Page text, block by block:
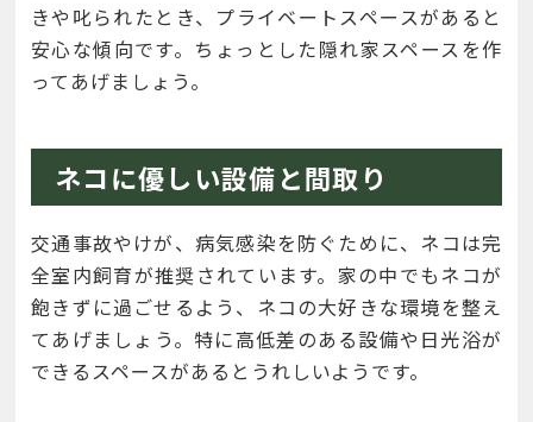
きや叱られたとき、プライベートスペースがあると
安心な傾向です。ちょっとした隠れ家スペースを作
ってあげましょう。
ネコに優しい設備と間取り
交通事故やけが、病気感染を防ぐために、ネコは完
全室内飼育が推奨されています。家の中でもネコが
飽きずに過ごせるよう、ネコの大好きな環境を整え
てあげましょう。特に高低差のある設備や日光浴が
できるスペースがあるとうれしいようです。